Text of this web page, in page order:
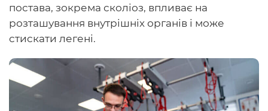
постава, зокрема сколіоз, впливає на
розташування внутрішніх органів і може
стискати легені.